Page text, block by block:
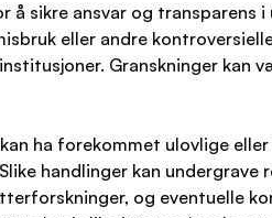
sikre ansvar og
eller andre
Granskninger kan
ha forekommet ulovlige
handlinger kan
og eventuelle